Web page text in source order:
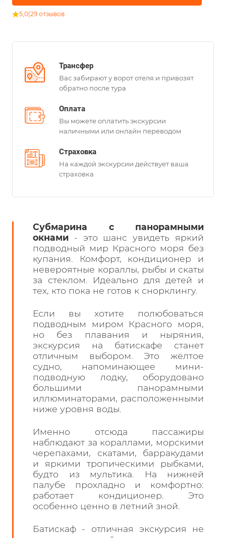
5,0 29 отзывов
Трансфер
Вас забирают у ворот отеля и привозят
обратно после тура
Оплата
Вы можете оплатить экскурсии
наличными или онлайн переводом
Страховка
На каждой экскурсии действует ваша
страховка
Субмарина с панорамными
окнами - это шанс увидеть яркий
подводный мир Красного моря без
купания. Комфорт, кондиционер и
невероятные кораллы, рыбы и скаты
за стеклом. Идеально для детей и
тех, кто пока не готов к снорклингу.
Если вы хотите полюбоваться
подводным миром Красного моря,
но без плавания и ныряния,
экскурсия на батискафе станет
отличным выбором. Это жёлтое
судно, напоминающее мини-
подводную лодку, оборудовано
большими панорамными
иллюминаторами, расположенными
ниже уровня воды.
Именно отсюда пассажиры
наблюдают за кораллами, морскими
черепахами, скатами, барракудами
и яркими тропическими рыбками,
будто из мультика. На нижней
палубе прохладно и комфортно:
работает кондиционер. Это
особенно ценно в летний зной.
Батискаф - отличная экскурсия не